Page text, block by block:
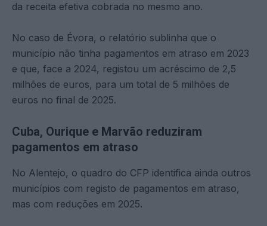
da receita efetiva cobrada no mesmo ano.
No caso de Évora, o relatório sublinha que o
município não tinha pagamentos em atraso em 2023
e que, face a 2024, registou um acréscimo de 2,5
milhões de euros, para um total de 5 milhões de
euros no final de 2025.
Cuba, Ourique e Marvão reduziram
pagamentos em atraso
No Alentejo, o quadro do CFP identifica ainda outros
municípios com registo de pagamentos em atraso,
mas com reduções em 2025.